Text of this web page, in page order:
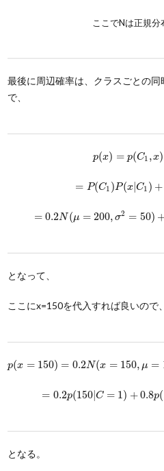
ここでNは正規
最後に周辺確率は、クラスごとの
で、
p(x) = p(C1 ,x)
( ) C1,x p
= P(C1 )P(x| C1 ) +
(C1) P (x| C1) + P(
= 0.2N (μ = 200, σ2 = 50)
0.2N(μ 200,σ2 50 0.8
となって、
ここにx=150を代入すれば良いので、
p(x = 150) = 0.2N(x = 150, μ =
( 150)= N (x=150 μ=150
= 0.2p(150| C = 1) +0.8p(
0.2p 150|C= +0.8 p(
となる。